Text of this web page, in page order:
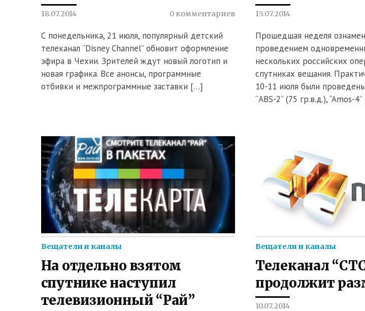
18.07.2014 0 комментариев
С понедельника, 21 июля, популярный детский
телеканал “Disney Channel” обновит оформление
эфира в Чехии. Зрителей ждут новый логотип и
новая графика. Все анонсы, программные
отбивки и межпрограммные заставки […]
15.07.2014
Прошедшая неделя
проведением
нескольких российских
спутниках вещания.
10-11 июля были
“ABS-2” (75 гр.в.д.), “Amos-
Вещатели и каналы
На отдельно взятом
спутнике наступил
телевизионный “Рай”
Вещатели и каналы
Телеканал
продолжит
10.07.2014